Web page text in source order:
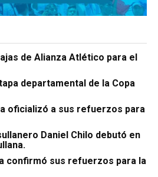
de Alianza Atlético para el
departamental de la Copa
oficializó a sus refuerzos para
Daniel Chilo debutó en
confirmó sus refuerzos para la